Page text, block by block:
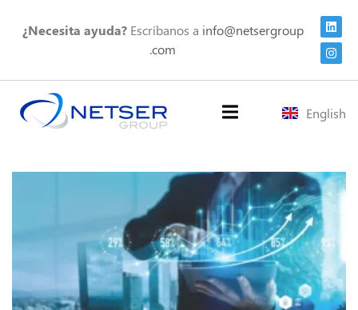
¿Necesita ayuda?Escríbanos a info@netsergroup
.com
English